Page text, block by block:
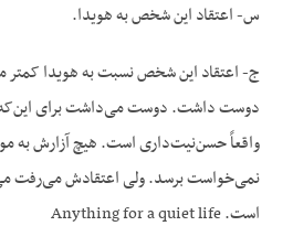
س- اعتقاد این شخص به هویدا.
ج- اعتقاد این شخص نسبت به هویدا کمتر
دوست داشت. دوست می‌داشت برای این‌که
واقعاً حسن‌نیت‌داری است. هیچ آزارش به
نمی‌خواست برسد. ولی اعتقادش می‌رفت
است. Anything for a quiet life